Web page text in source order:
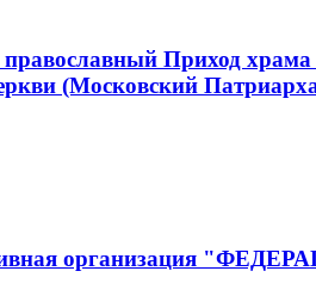
Приход
(Московский
организация